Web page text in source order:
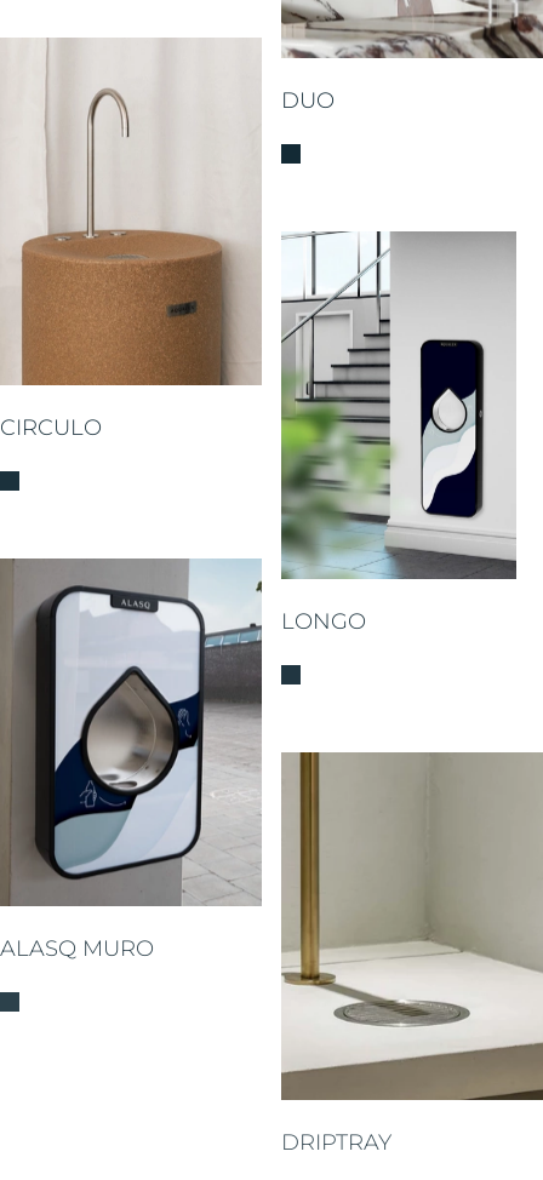
DUO
CIRCULO
LONGO
ALASQ MURO
DRIPTRAY